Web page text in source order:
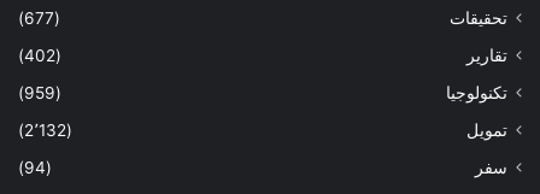
تحقيقات
(677)
تقارير
(402)
تكنولوجيا
(959)
تمويل
(2٬132)
سفر
(94)